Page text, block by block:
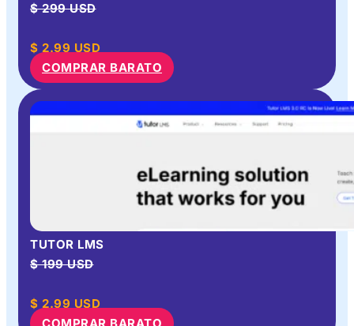
$ 299 USD
$ 2.99 USD
COMPRAR BARATO
TUTOR LMS
$ 199 USD
$ 2.99 USD
COMPRAR BARATO